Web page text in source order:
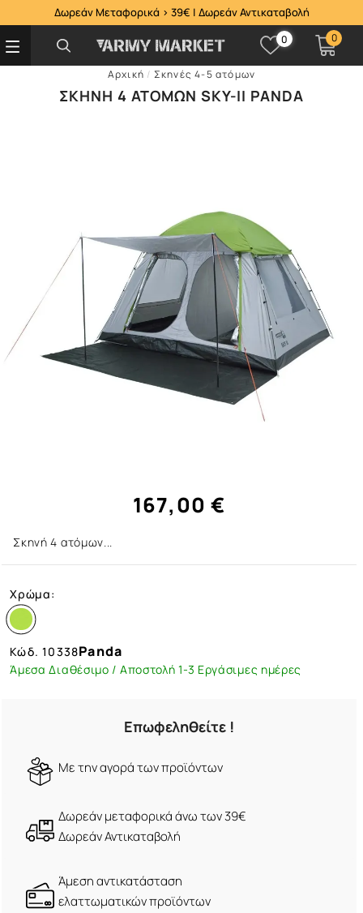
Δωρεάν Μεταφορικά > 39€ | Δωρεάν Αντικαταβολή
0 0
Αρχική / Σκηνές 4-5 ατόμων
ΣΚΗΝΉ 4 ΑΤΌΜΩΝ SKY-IΙ PANDA
167,00 €
Σκηνή 4 ατόμων...
Χρώμα:
Κώδ.10338Panda
Άμεσα Διαθέσιμο / Αποστολή 1-3 Εργάσιμες ημέρες
Επωφεληθείτε !
Mε την αγορά των προϊόντων
Δωρεάν μεταφορικά άνω των 39€
Δωρεάν Αντικαταβολή
Άμεση αντικατάσταση
ελαττωματικών προϊόντων